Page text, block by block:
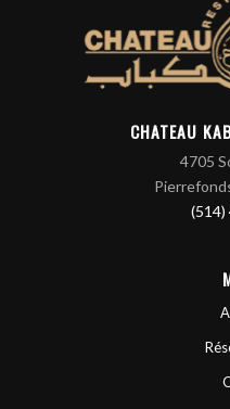
CHATEAU
4705
(514)